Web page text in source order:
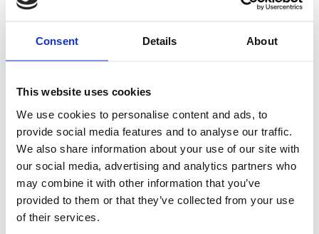
Consent Details About
This website uses cookies
We use cookies to personalise content and ads, to
provide social media features and to analyse our traffic.
We also share information about your use of our site with
our social media, advertising and analytics partners who
may combine it with other information that you’ve
provided to them or that they’ve collected from your use
of their services.
Post
une industrie en mouvement
Articles associés